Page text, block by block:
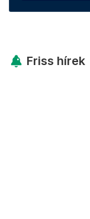
Friss hírek